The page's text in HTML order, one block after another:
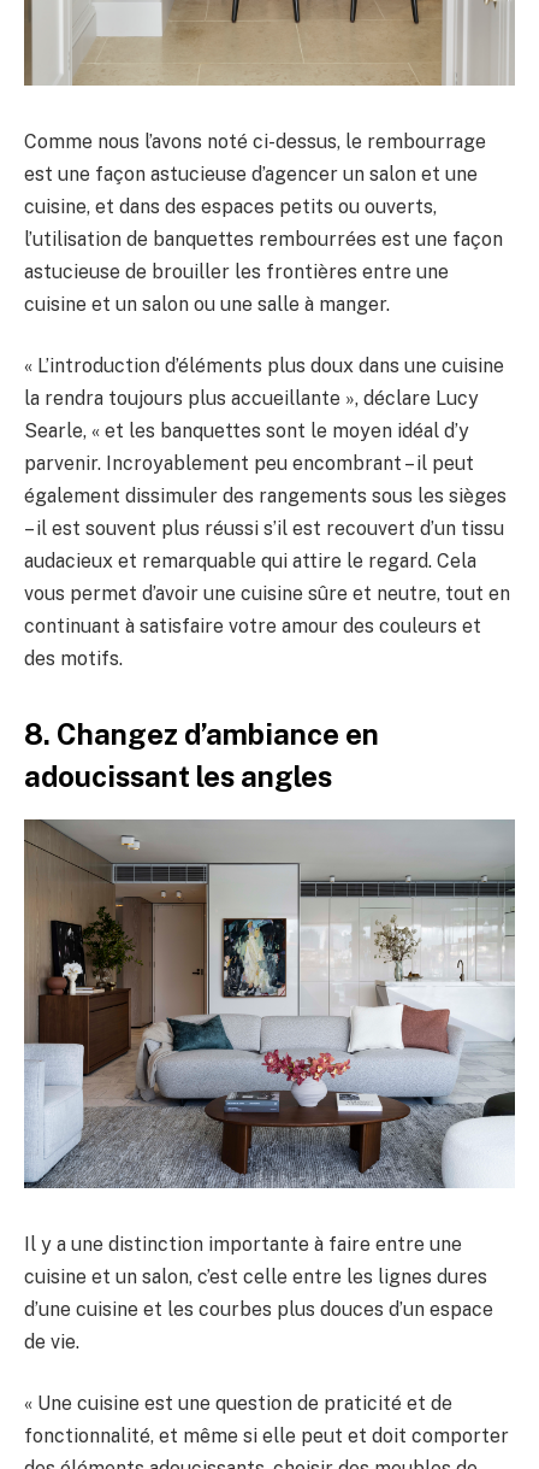
Comme nous l’avons noté ci-dessus, le rembourrage
est une façon astucieuse d’agencer un salon et une
cuisine, et dans des espaces petits ou ouverts,
l’utilisation de banquettes rembourrées est une façon
astucieuse de brouiller les frontières entre une
cuisine et un salon ou une salle à manger.
« L’introduction d’éléments plus doux dans une cuisine
la rendra toujours plus accueillante », déclare Lucy
Searle, « et les banquettes sont le moyen idéal d’y
parvenir. Incroyablement peu encombrant – il peut
également dissimuler des rangements sous les sièges
– il est souvent plus réussi s’il est recouvert d’un tissu
audacieux et remarquable qui attire le regard. Cela
vous permet d’avoir une cuisine sûre et neutre, tout en
continuant à satisfaire votre amour des couleurs et
des motifs.
8. Changez d’ambiance en
adoucissant les angles
Il y a une distinction importante à faire entre une
cuisine et un salon, c’est celle entre les lignes dures
d’une cuisine et les courbes plus douces d’un espace
de vie.
« Une cuisine est une question de praticité et de
fonctionnalité, et même si elle peut et doit comporter